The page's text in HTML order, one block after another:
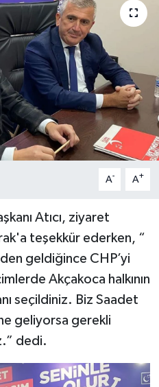
A- A+
Atıcı, ziyaret
teşekkür ederken, “
geldiğince CHP’yi
Akçakoca halkının
seçildiniz. Biz Saadet
geliyorsa gerekli
dedi.